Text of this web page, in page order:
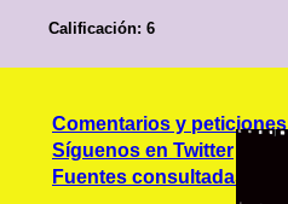
Calificación: 6
Comentarios y peticiones
Síguenos en Twitter
Fuentes consultadas